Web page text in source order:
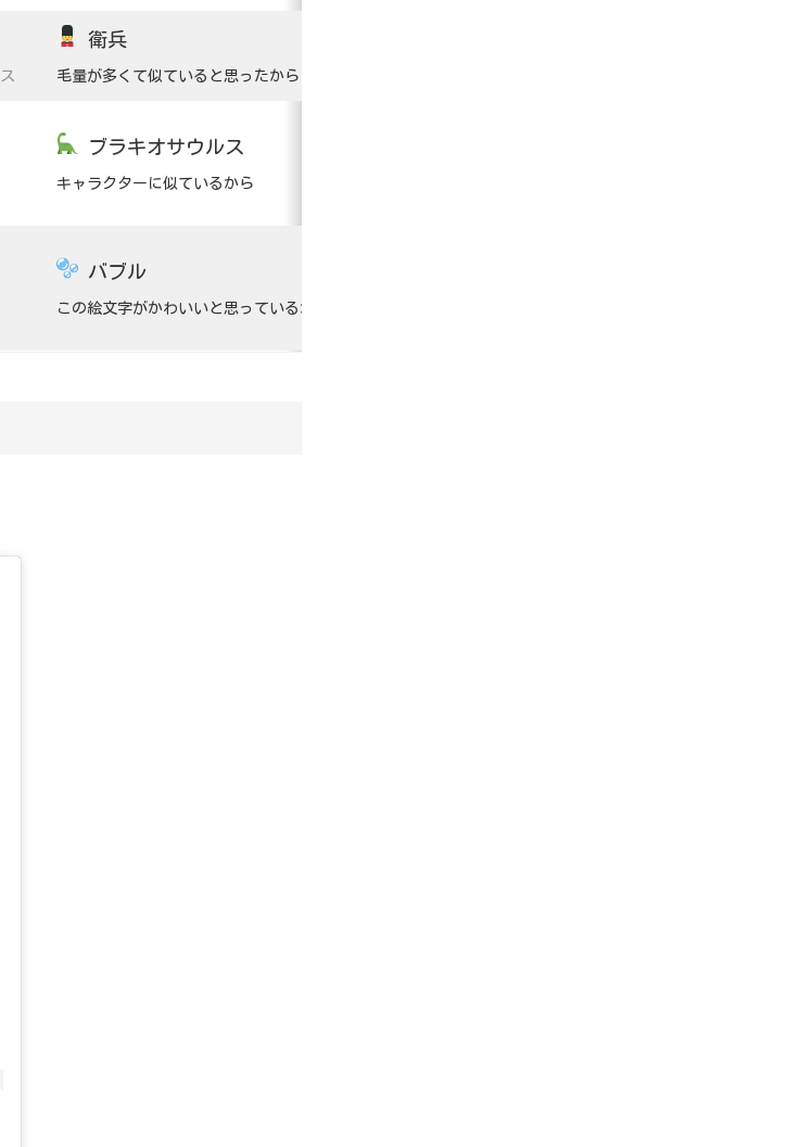
衛兵
毛量が多くて似ていると思ったから
ブラキオサウルス
キャラクターに似ているから
バブル
この絵文字がかわいいと思っているから